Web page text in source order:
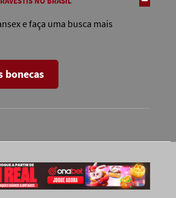
e faça uma busca mais
bonecas